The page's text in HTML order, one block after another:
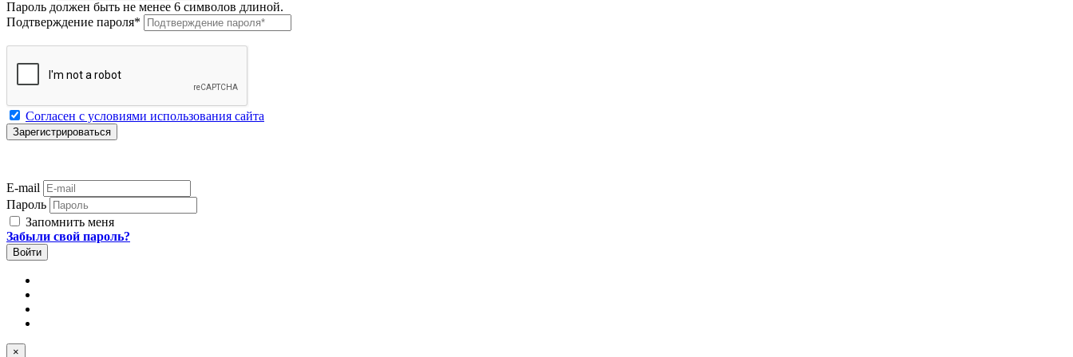
Пароль должен быть не менее 6 символов длиной.
Подтверждение пароля*
Согласен с условиями использования сайта
E-mail
Пароль
Запомнить меня
Забыли свой пароль?
×